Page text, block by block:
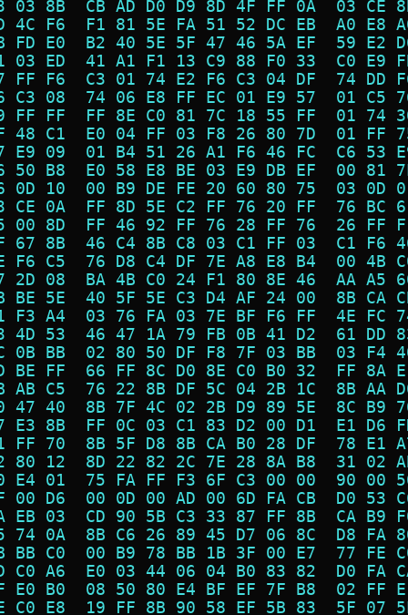
03 8B  CB AD D0 D9 8D 4F FF 0A  03
4C F6  F1 81 5E FA 51 52 DC EB  A0
FD E0  B2 40 5E 5F 47 46 5A EF  59
03 ED  41 A1 F1 13 C9 88 F0 33  C0
FF F6  C3 01 74 E2 F6 C3 04 DF  74
C3 08  74 06 E8 FF EC 01 E9 57  01
FF FF  FF 8E C0 81 7C 18 55 FF  01
48 C1  E0 04 FF 03 F8 26 80 7D  01
E9 09  01 B4 51 26 A1 F6 46 FC  C6
50 B8  E0 58 E8 BE 03 E9 DB EF  00
0D 10  00 B9 DE FE 20 60 80 75  03
CE 0A  FF 8D 5E C2 FF 76 20 FF  76
00 8D  FF 46 92 FF 76 28 FF 76  26
67 8B  46 C4 8B C8 03 C1 FF 03  C1
F6 C5  76 D8 C4 DF 7E A8 E8 B4  00
2D 08  BA 4B C0 24 F1 80 8E 46  AA
BE 5E  40 5F 5E C3 D4 AF 24 00  8B
F3 A4  03 76 FA 03 7E BF F6 FF  4E
4D 53  46 47 1A 79 FB 0B 41 D2  61
0B BB  02 80 50 DF F8 7F 03 BB  03
BE FF  66 FF 8C D0 8E C0 B0 32  FF
AB C5  76 22 8B DF 5C 04 2B 1C  8B
47 40  8B 7F 4C 02 2B D9 89 5E  8C
E3 8B  FF 0C 03 C1 83 D2 00 D1  E1
FF 70  8B 5F D8 8B CA B0 28 DF  78
80 12  8D 22 82 2C 7E 28 8A B8  31
E4 01  75 FA FF F3 6F C3 00 00  90
00 D6  00 0D 00 AD 00 6D FA CB  D0
EB 03  CD 90 5B C3 33 87 FF 8B  CA
74 0A  8B C6 26 89 45 D7 06 8C  D8
BB C0  00 B9 78 BB 1B 3F 00 E7  77
C0 A6  E0 03 44 06 04 B0 83 82  D0
E0 B0  08 50 80 E4 BF EF 7F B8  02
C0 E8  19 FF 8B 90 58 EF 5B 83  5F